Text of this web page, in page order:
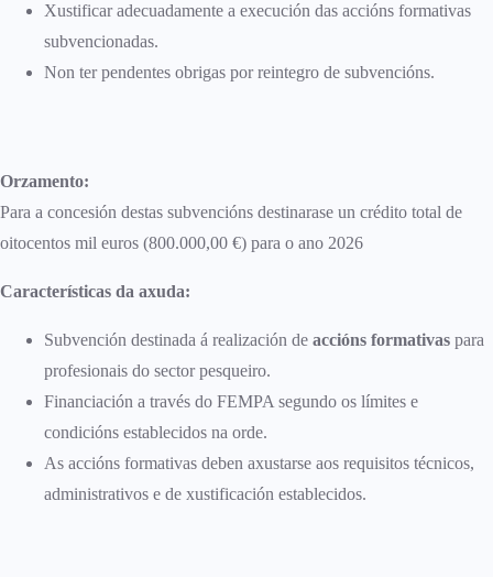
Xustificar adecuadamente a execución das accións formativas
subvencionadas.
Non ter pendentes obrigas por reintegro de subvencións.
Orzamento:
Para a concesión destas subvencións destinarase un crédito total de
oitocentos mil euros (800.000,00 €) para o ano 2026
Características da axuda:
Subvención destinada á realización de accións formativas para
profesionais do sector pesqueiro.
Financiación a través do FEMPA segundo os límites e
condicións establecidos na orde.
As accións formativas deben axustarse aos requisitos técnicos,
administrativos e de xustificación establecidos.